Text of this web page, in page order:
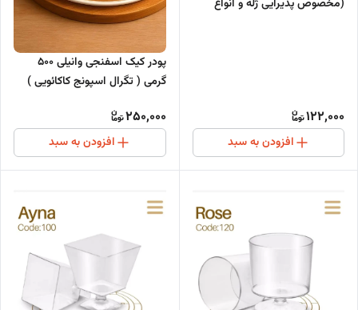
(مخصوص پذیرایی ژله و انواع
122,000
افزودن به سبد
پودر کیک اسفنجی وانیلی 500
گرمی ( تگرال اسپونج کاکائویی )
250,000
افزودن به سبد